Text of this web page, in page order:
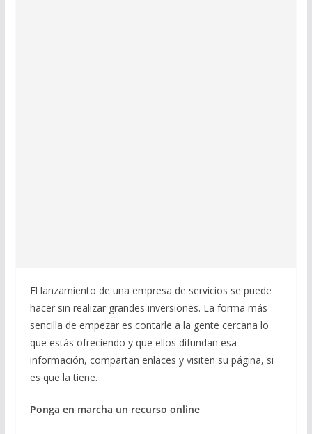
El lanzamiento de una empresa de servicios se puede
hacer sin realizar grandes inversiones. La forma más
sencilla de empezar es contarle a la gente cercana lo
que estás ofreciendo y que ellos difundan esa
información, compartan enlaces y visiten su página, si
es que la tiene.
Ponga en marcha un recurso online